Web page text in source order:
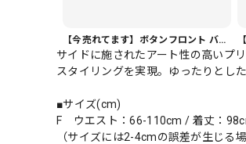
【今売れてます】ボタンフロント バルーンシルエット ハーフ丈 パンツ 1color PT0407
サイドに施されたアート性の高いプ
スタイリングを実現。ゆったりとし
■サイズ(cm)
F ウエスト：66-110cm / 着丈：
（サイズには2-4cmの誤差が生じる